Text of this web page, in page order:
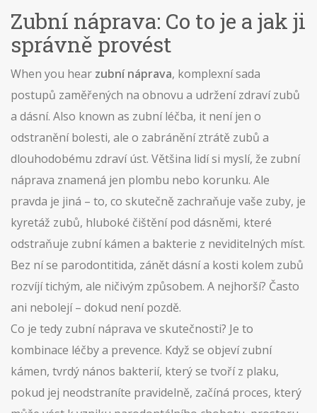
Zubní náprava: Co to je a jak ji
správně provést
When you hear zubní náprava, komplexní sada
postupů zaměřených na obnovu a udržení zdraví zubů
a dásní. Also known as zubní léčba, it není jen o
odstranění bolesti, ale o zabránění ztrátě zubů a
dlouhodobému zdraví úst. Většina lidí si myslí, že zubní
náprava znamená jen plombu nebo korunku. Ale
pravda je jiná – to, co skutečně zachraňuje vaše zuby, je
kyretáž zubů, hluboké čištění pod dásněmi, které
odstraňuje zubní kámen a bakterie z neviditelných míst.
Bez ní se parodontitida, zánět dásní a kosti kolem zubů
rozvíjí tichým, ale ničivým způsobem. A nejhorší? Často
ani nebolejí – dokud není pozdě.
Co je tedy zubní náprava ve skutečnosti? Je to
kombinace léčby a prevence. Když se objevízubní
kámen, tvrdý nános bakterií, který se tvoří z plaku,
pokud jej neodstraníte pravidelně, začíná proces, který